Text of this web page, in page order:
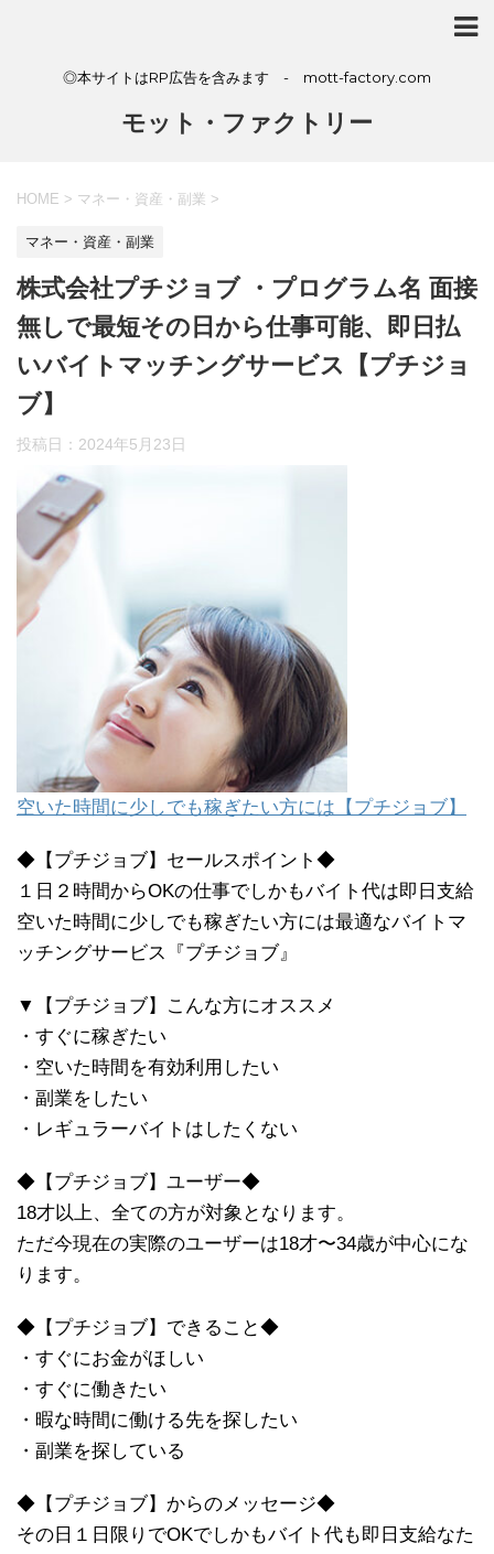
◎本サイトはRP広告を含みます - mott-factory.com
モット・ファクトリー
HOME > マネー・資産・副業 >
マネー・資産・副業
株式会社プチジョブ ・プログラム名 面接
無しで最短その日から仕事可能、即日払
いバイトマッチングサービス【プチジョ
ブ】
投稿日： 2024年5月23日
空いた時間に少しでも稼ぎたい方には【プチジョブ】
◆【プチジョブ】セールスポイント◆
１日２時間からOKの仕事でしかもバイト代は即日支給
空いた時間に少しでも稼ぎたい方には最適なバイトマ
ッチングサービス『プチジョブ』
▼【プチジョブ】こんな方にオススメ
・すぐに稼ぎたい
・空いた時間を有効利用したい
・副業をしたい
・レギュラーバイトはしたくない
◆【プチジョブ】ユーザー◆
18才以上、全ての方が対象となります。
ただ今現在の実際のユーザーは18才〜34歳が中心にな
ります。
◆【プチジョブ】できること◆
・すぐにお金がほしい
・すぐに働きたい
・暇な時間に働ける先を探したい
・副業を探している
◆【プチジョブ】からのメッセージ◆
その日１日限りでOKでしかもバイト代も即日支給なた